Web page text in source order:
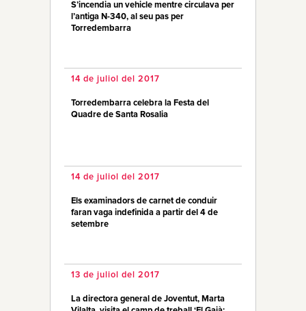
S’incendia un vehicle mentre circulava per
l’antiga N-340, al seu pas per
Torredembarra
14 de juliol del 2017
Torredembarra celebra la Festa del
Quadre de Santa Rosalia
14 de juliol del 2017
Els examinadors de carnet de conduir
faran vaga indefinida a partir del 4 de
setembre
13 de juliol del 2017
La directora general de Joventut, Marta